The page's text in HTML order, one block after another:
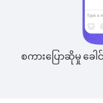
စကားပြောဆိုမှု ခေါ